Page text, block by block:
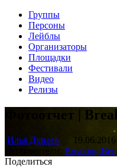
Группы
Персоны
Лейблы
Организаторы
Площадки
Фестивали
Видео
Релизы
Фотоотчет |
Илья Дунаев 19.06.2016
Breaking
Поделиться